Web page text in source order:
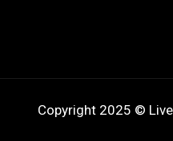
Copyright 2025 ©